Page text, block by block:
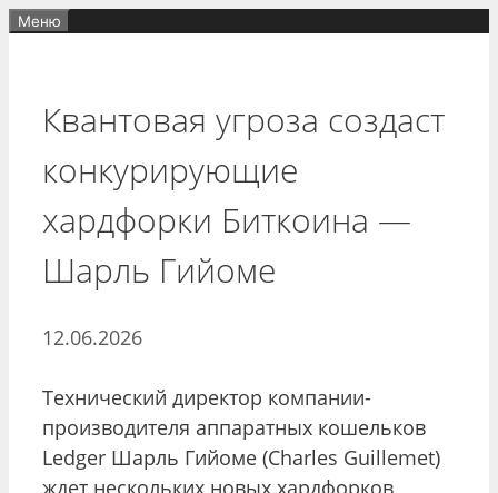
Перейти
Меню
Квантовая угроза создаст
конкурирующие
хардфорки Биткоина —
Шарль Гийоме
12.06.2026
Технический директор компании-
производителя аппаратных кошельков
Ledger Шарль Гийоме (Charles Guillemet)
ждет нескольких новых хардфорков